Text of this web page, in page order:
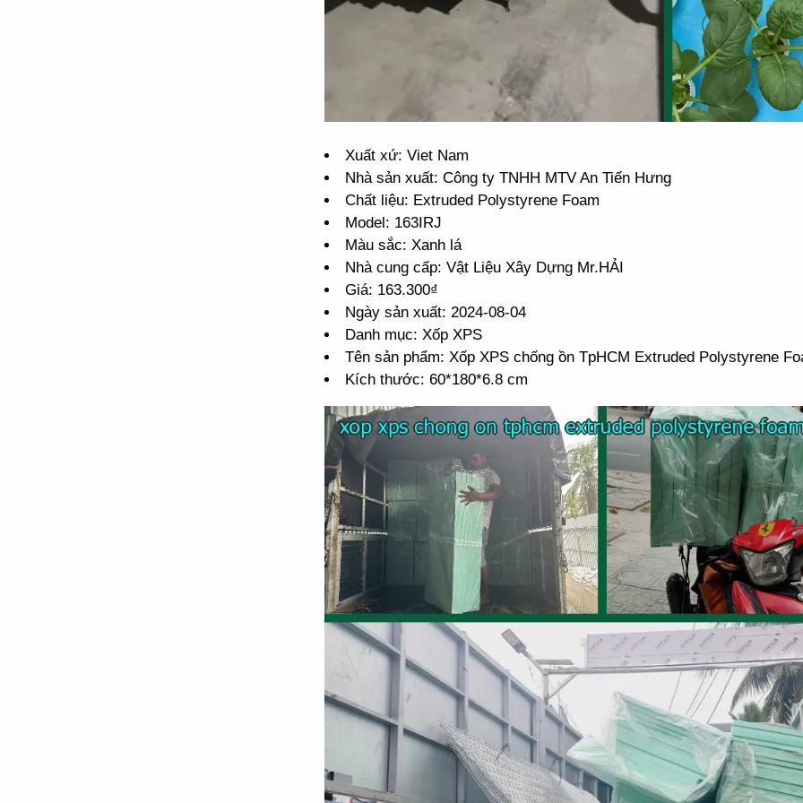
Xuất xứ: Viet Nam
Nhà sản xuất: Công ty TNHH MTV An Tiến Hưng
Chất liệu: Extruded Polystyrene Foam
Model: 163IRJ
Màu sắc: Xanh lá
Nhà cung cấp: Vật Liệu Xây Dựng Mr.HẢI
Giá: 163.300₫
Ngày sản xuất: 2024-08-04
Danh mục: Xốp XPS
Tên sản phẩm: Xốp XPS chống ồn TpHCM Extruded Polystyrene
Kích thước: 60*180*6.8 cm